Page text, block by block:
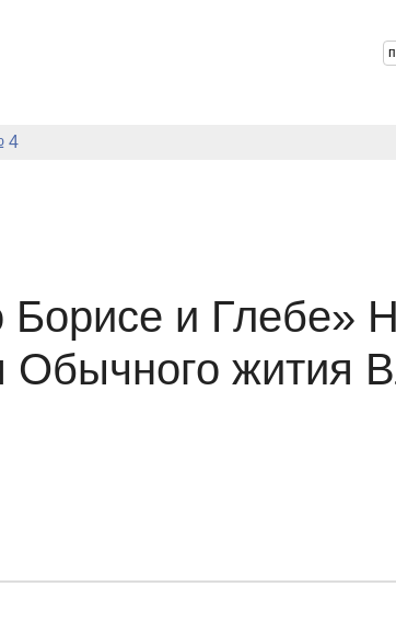
4
и Глебе»
Обычного жития